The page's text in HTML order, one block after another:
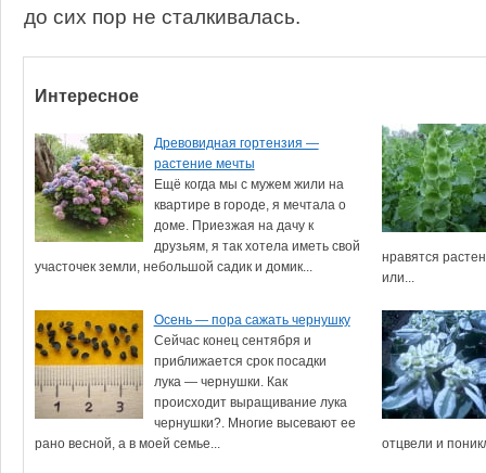
до сих пор не сталкивалась.
Интересное
Древовидная гортензия —
растение мечты
Ещё когда мы с мужем жили на
квартире в городе, я мечтала о
доме. Приезжая на дачу к
друзьям, я так хотела иметь свой
участочек земли, небольшой садик и домик...
нравятся
или...
Осень — пора сажать чернушку
Сейчас конец сентября и
приближается срок посадки
лука — чернушки. Как
происходит выращивание лука
чернушки?. Многие высевают ее
рано весной, а в моей семье...
отцвели и